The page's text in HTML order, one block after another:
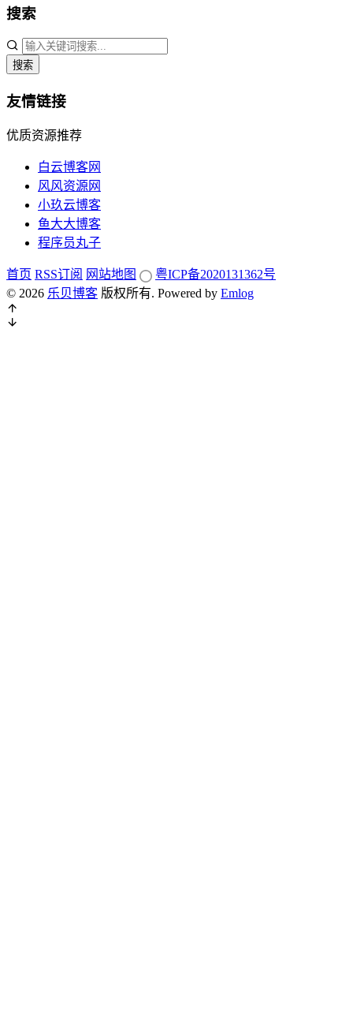
搜索
搜索
友情链接
优质资源推荐
白云博客网
风风资源网
小玖云博客
鱼大大博客
程序员丸子
首页 RSS订阅 网站地图
粤ICP备2020131362号
© 2026 乐贝博客 版权所有. Powered by Emlog